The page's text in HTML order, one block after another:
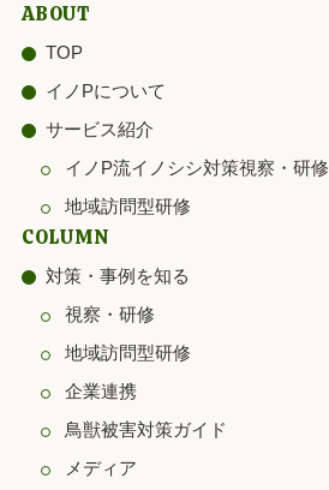
ABOUT
TOP
イノPについて
サービス紹介
イノP流イノシシ対策視察・研修
地域訪問型研修
COLUMN
対策・事例を知る
視察・研修
地域訪問型研修
企業連携
鳥獣被害対策ガイド
メディア